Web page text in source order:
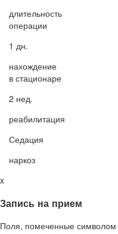
длительность
операции
1 дн.
нахождение
в стационаре
2 нед.
реабилитация
Седация
наркоз
x
Запись на прием
Поля, помеченные символом